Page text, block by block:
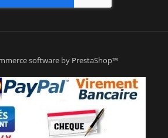
software by PrestaShop™